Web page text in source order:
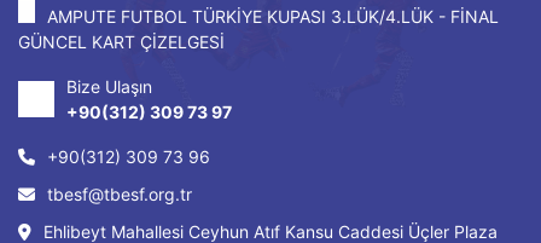
AMPUTE FUTBOL TÜRKİYE KUPASI 3.LÜK/4.LÜK - FİNAL
GÜNCEL KART ÇİZELGESİ
Bize Ulaşın
+90(312) 309 73 97
+90(312) 309 73 96
tbesf@tbesf.org.tr
Ehlibeyt Mahallesi Ceyhun Atıf Kansu Caddesi Üçler Plaza